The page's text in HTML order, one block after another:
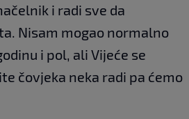
i radi sve da
Nisam mogao normalno
i pol, ali Vijeće se
čovjeka neka radi pa ćemo